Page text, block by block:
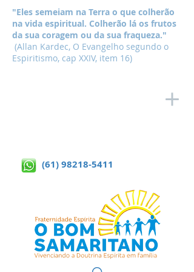
(61) 98218-5411
"Eles semeiam na Terra o que colherão
na vida espiritual. Colherão lá os frutos
da sua coragem ou da sua fraqueza."
(Allan Kardec, O Evangelho segundo o
Espiritismo, cap XXIV, item 16)